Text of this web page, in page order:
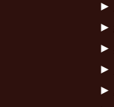
►
►
►
►
►